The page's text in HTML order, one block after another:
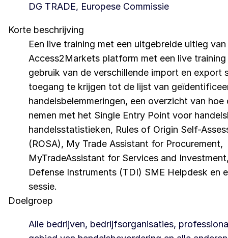
DG TRADE, Europese Commissie
Korte beschrijving
Een live training met een uitgebreide uitleg
Access2Markets platform met een live
gebruik van de verschillende import en export
toegang te krijgen tot de lijst van
handelsbelemmeringen, een overzicht van
nemen met het Single Entry Point voor
handelsstatistieken, Rules of Origin Self-
(ROSA), My Trade Assistant for Procurement,
MyTradeAssistant for Services and
Defense Instruments (TDI) SME Helpdesk en
sessie.
Doelgroep
Alle bedrijven, bedrijfsorganisaties,